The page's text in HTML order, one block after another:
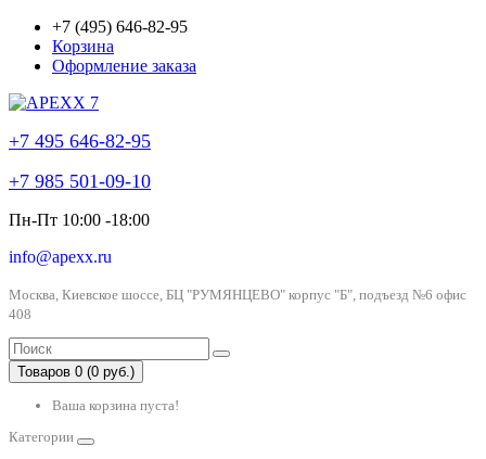
+7 (495) 646-82-95
Корзина
Оформление заказа
+7 495 646-82-95
+7 985 501-09-10
Пн-Пт 10:00 -18:00
info@apexx.ru
Москва, Киевское шоссе, БЦ "РУМЯНЦЕВО" корпус "Б", подъезд №6 офис
408
Товаров 0 (0 руб.)
Ваша корзина пуста!
Категории